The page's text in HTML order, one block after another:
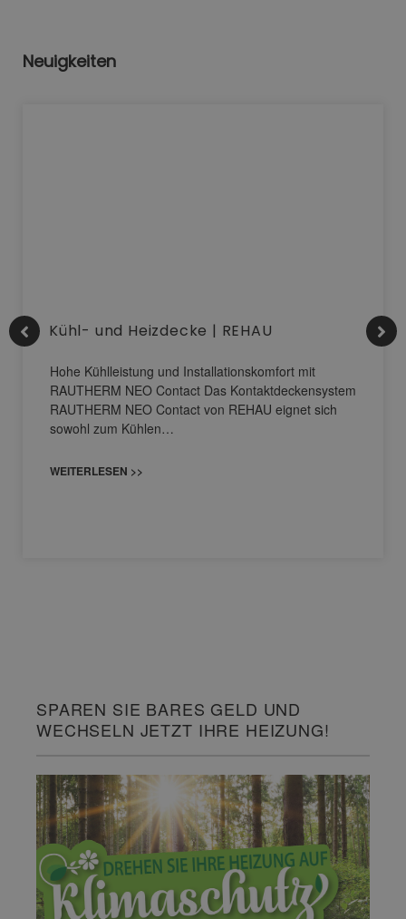
Neuigkeiten
Kühl- und Heizdecke | REHAU
Hohe Kühlleistung und Installationskomfort mit
RAUTHERM NEO Contact Das Kontaktdeckensystem
RAUTHERM NEO Contact von REHAU eignet sich
sowohl zum Kühlen…
WEITERLESEN >>
SPAREN SIE BARES GELD UND
WECHSELN JETZT IHRE HEIZUNG!